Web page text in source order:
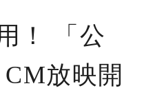
！ 「公
放映開